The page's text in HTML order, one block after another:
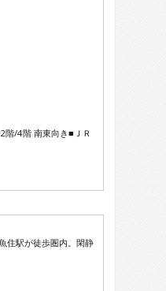
階/4階 南東向き■ＪＲ
住駅が徒歩圏内。閑静